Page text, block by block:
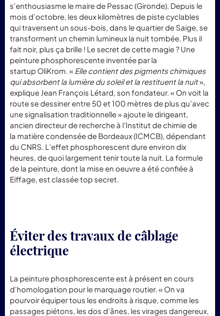
s’enthousiasme le maire de Pessac (Gironde). Depuis le
mois d’octobre, les deux kilomètres de piste cyclables
qui traversent un sous-bois, dans le quartier de Saige, se
transforment un chemin lumineux la nuit tombée. Plus il
fait noir, plus ça brille ! Le secret de cette magie ? Une
peinture phosphorescente inventée par la
startup OliKrom. « Elle contient des pigments chimiques
qui absorbent la lumière du soleil et la restituent la nuit»,
explique Jean François Létard, son fondateur. « On voit la
route se dessiner entre 50 et 100 mètres de plus qu’avec
une signalisation traditionnelle » ajoute le dirigeant,
ancien directeur de recherche à l’Institut de chimie de
la matière condensée de Bordeaux (ICMCB), dépendant
du CNRS. L’effet phosphorescent dure environ dix
heures, de quoi largement tenir toute la nuit. La formule
de la peinture, dont la mise en oeuvre a été confiée à
Eiffage, est classée top secret.
Éviter des travaux de câblage
électrique
La peinture phosphorescente est à présent en cours
d’homologation pour le marquage routier. « On va
pourvoir équiper tous les endroits à risque, comme les
passages piétons, les dos d’ânes, les virages dangereux,